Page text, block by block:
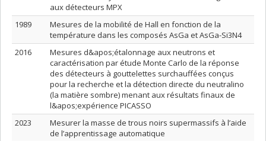
aux détecteurs MPX
1989
Mesures de la mobilité de Hall en fonction de la
température dans les composés AsGa et AsGa-Si3N4
2016
Mesures d&apos;étalonnage aux neutrons et
caractérisation par étude Monte Carlo de la réponse
des détecteurs à gouttelettes surchauffées conçus
pour la recherche et la détection directe du neutralino
(la matière sombre) menant aux résultats finaux de
l&apos;expérience PICASSO
2023
Mesurer la masse de trous noirs supermassifs à l’aide
de l’apprentissage automatique